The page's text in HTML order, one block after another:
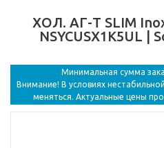
ХОЛ. АГ-Т SLIM
NSYCUSX1K5UL |
Минимальная сумма
Внимание! В условиях
меняться. Актуальные цены